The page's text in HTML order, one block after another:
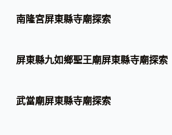
南隆宮屏東縣寺廟探索
屏東縣九如鄉聖王廟屏東縣寺廟探索
武當廟屏東縣寺廟探索